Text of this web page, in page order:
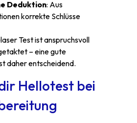
Deduktion: Aus
korrekte Schlüsse
Test ist anspruchsvoll
– eine gute
daher entscheidend.
Hellotest bei